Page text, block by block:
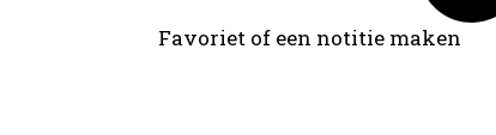
Favoriet of een notitie maken